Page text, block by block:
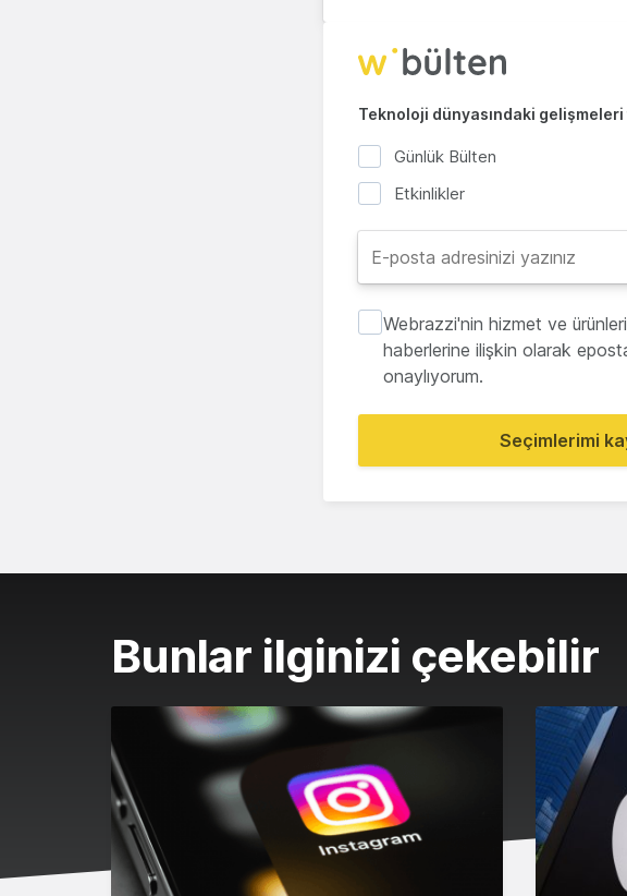
Teknoloji dünyasındaki gelişmeleri
Günlük Bülten
Etkinlikler
Webrazzi'nin hizmet ve
haberlerine ilişkin olarak
onaylıyorum.
Seçimlerimi
Bunlar ilginizi çekebilir